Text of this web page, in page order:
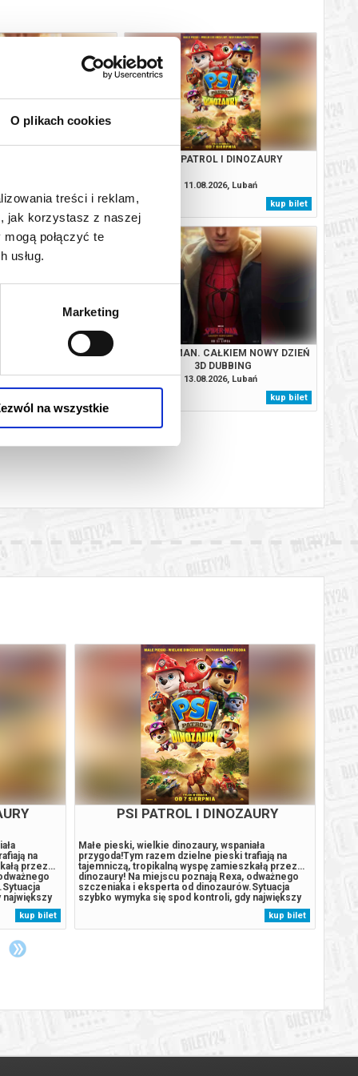
O plikach cookies
treści i reklam,
jak korzystasz z naszej
połączyć te
usług.
Marketing
na wszystkie
kup bilet
PSI PATROL I DINOZAURY
11.08.2026, Lubań
kup bilet
I DINOZAURY
SPIDER-MAN. CAŁKIEM NOWY DZIEŃ
3D DUBBING
13.08.2026, Lubań
kup bilet
by
losy
podczas
na pastwę
stadko
lat, ucząc
Jego
kup bilet
PSI PATROL I DINOZAURY
Małe pieski, wielkie dinozaury, wspaniała
przygoda!Tym razem dzielne pieski trafiają na
tajemniczą, tropikalną wyspę zamieszkałą przez…
dinozaury! Na miejscu poznają Rexa, odważnego
szczeniaka i eksperta od dinozaurów.Sytuacja
szybko wymyka się spod kontroli, gdy największy
rywal Psiego Patrolu, burmistrz Humdinger,
również pojawia się na wyspie. Jego nierozważne
działania prowadzą do przebudzenia...
kup bilet